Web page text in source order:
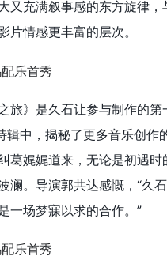
又充满叙事感的东方旋律
情感更丰富的层次。
旅》是久石让参与制作的
辑中，揭秘了更多音乐创
葛娓娓道来，无论是初遇
澜。导演郭共达感慨，“久
一场梦寐以求的合作。”